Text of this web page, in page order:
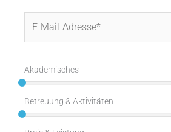
Mail-
Akademisches
Betreuung & Aktivitäten